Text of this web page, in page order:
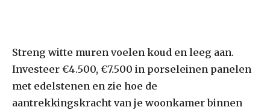
Streng witte muren voelen koud en leeg aan.
Investeer €4.500, €7.500 in porseleinen panelen
met edelstenen en zie hoe de
aantrekkingskracht van je woonkamer binnen